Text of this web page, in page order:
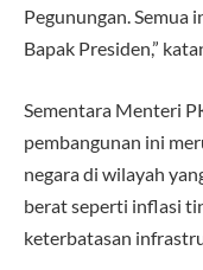
Pegunungan. Semua
Bapak Presiden,”
Sementara Menteri
pembangunan ini
negara di wilayah
berat seperti inflasi
keterbatasan